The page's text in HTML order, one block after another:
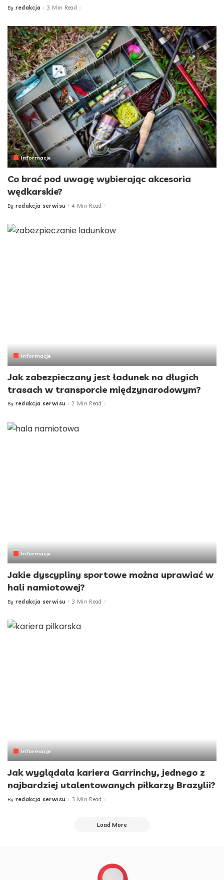
Posted
By redakcja 3 Min Read
Informacje
Co brać pod uwagę wybierając akcesoria
wędkarskie?
Posted
By redakcja serwisu 4 Min Read
Informacje
Jak zabezpieczany jest ładunek na długich
trasach w transporcie międzynarodowym?
Posted
By redakcja serwisu 2 Min Read
Informacje
Jakie dyscypliny sportowe można uprawiać w
hali namiotowej?
Posted
By redakcja serwisu 3 Min Read
Informacje
Jak wyglądała kariera Garrinchy, jednego z
najbardziej utalentowanych piłkarzy Brazylii?
Posted
By redakcja serwisu 3 Min Read
Load More